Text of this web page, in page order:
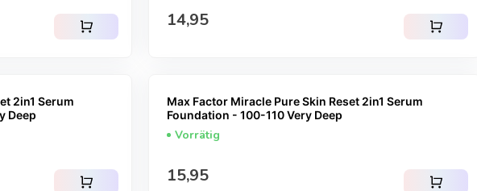
shopping_cart Regulärer Preis
14,95 shopping_cart
2in1 Serum
Deep
shopping_cart
Max Factor Miracle Pure Skin Reset 2in1 Serum
Foundation - 100-110 Very Deep
Vorrätig
Regulärer Preis
15,95 shopping_cart